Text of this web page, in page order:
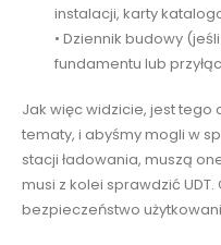
instalacji, karty
• Dziennik budowy
fundamentu lub
Jak więc widzicie, jest tego
tematy, i abyśmy mogli w
stacji ładowania, muszą
musi z kolei sprawdzić
bezpieczeństwo